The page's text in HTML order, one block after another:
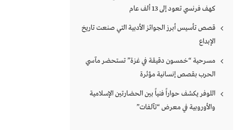
كهف فرنسي تعود إلى 13 ألف عام
قصص تأسيس أبرز الجوائز الأدبية التي صنعت تاريخ
الإبداع
مسرحية “خمسون دقيقة في غزة” تستحضر مآسي
الحرب بقصص إنسانية مؤثرة
اللوفر يكشف حواراً فنياً بين الحضارتين الإسلامية
والأوروبية في معرض “تآلفات”